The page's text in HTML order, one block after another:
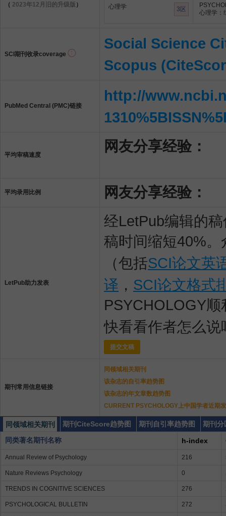
（ 2023年12月旧的升级版 ） 心理学 3区
心理学：
SCI期刊收录coverage
Social Science
Scopus
PubMed Central (PMC)链接
http://
平均审稿速度
网友分享经验：
平均录用比例 网友分享经验：
LetPub助力发表
经LetPub编辑的
稿时间缩短40%
（包括SCI论文英
译 ， SCI论文格式
PSYCHOLOGY顺
快看看作者怎么说
提交文稿
期刊常用信息链接
同领域相关期刊
该杂志的自引率趋势图
该杂志的年文章数趋势图
CURRENT PSYCHOLOGY上中国学者近期
同领域相关期刊 期刊CiteScore趋势图 期刊自引率趋势图
期刊分
同类著名期刊名称
h-index
Annual Review of Psychology 216
Nature Reviews Psychology 0
TRENDS IN COGNITIVE SCIENCES 276
PSYCHOLOGICAL BULLETIN 272